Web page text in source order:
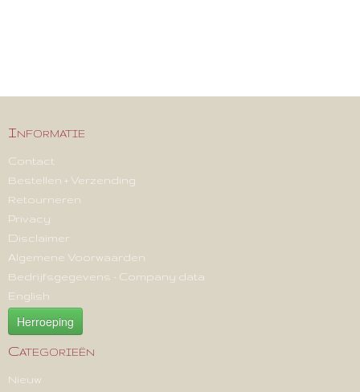
Informatie
Contact
Bestellen + Verzending
Retourneren
Privacy
Disclaimer
Algemene Voorwaarden
Bedrijfsgegevens - Company data
English
Herroeping
Categorieën
Nieuw